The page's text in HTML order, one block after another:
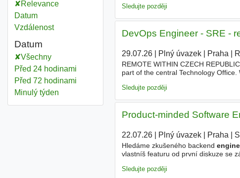
Relevance
Datum
Vzdálenost
Datum
Všechny
Před 24 hodinami
Před 72 hodinami
Minulý týden
Sledujte později
DevOps Engineer - SRE -
29.07.26| Plný úvazek| Praha|
REMOTE WITHIN CZECH
part of the central Technology
Sledujte později
Product-minded Software
22.07.26| Plný úvazek| Praha
Hledáme zkušeného backend
vlastníš featuru od první diskuze se
Sledujte později